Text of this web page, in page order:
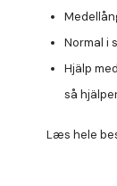
Normal i
Hjälp
så
Læs hele